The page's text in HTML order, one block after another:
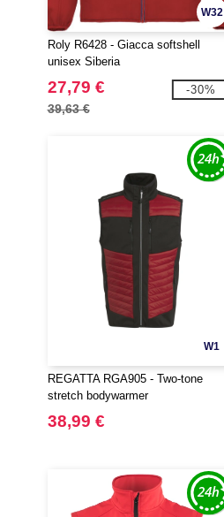
W32
Roly R6428 - Giacca softshell
unisex Siberia
27,79 €
39,63 €
-30%
W1
REGATTA RGA905 - Two-tone
stretch bodywarmer
38,99 €